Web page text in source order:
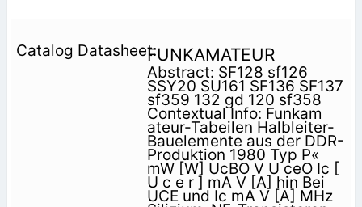
FUNKAMATEUR
Abstract: SF128 sf126
SSY20 SU161 SF136 SF137
sf359 132 gd 120 sf358
Contextual Info: Funkam
ateur-Tabeilen Halbleiter-
Bauelemente aus der DDR-
Produktion 1980 Typ P«
mW [W] UcBO V U ceO Ic [
U c e r ] mA V [A] hin Bei
UCE und Ic mA V [A] MHz